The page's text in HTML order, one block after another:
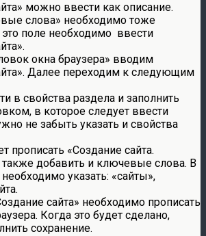
можно ввести как описание.
слова» необходимо тоже
поле необходимо ввести
окна браузера» вводим
Далее переходим к следующим
в свойства раздела и заполнить
в которое следует ввести
не забыть указать и свойства
прописать «Создание сайта.
добавить и ключевые слова. В
указать: «сайты»,
сайта» необходимо прописать
Когда это будет сделано,
сохранение.